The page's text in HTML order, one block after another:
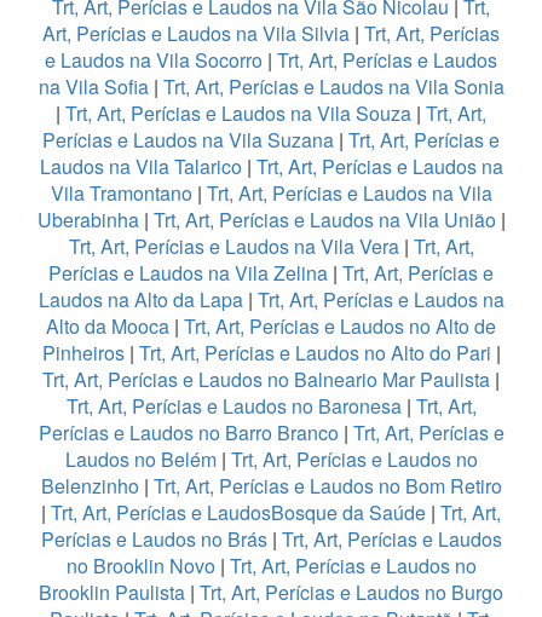
Trt, Art, Perícias e Laudos na Vila São Nicolau | Trt,
Art, Perícias e Laudos na Vila Silvia | Trt, Art, Perícias
e Laudos na Vila Socorro | Trt, Art, Perícias e Laudos
na Vila Sofia| Trt, Art, Perícias e Laudos na Vila Sonia
| Trt, Art, Perícias e Laudos na Vila Souza | Trt, Art,
Perícias e Laudos na Vila Suzana | Trt, Art, Perícias e
Laudos na Vila Talarico| Trt, Art, Perícias e Laudos na
Vila Tramontano| Trt, Art, Perícias e Laudos na Vila
Uberabinha| Trt, Art, Perícias e Laudos na Vila União|
Trt, Art, Perícias e Laudos na Vila Vera| Trt, Art,
Perícias e Laudos na Vila Zelina | Trt, Art, Perícias e
Laudos na Alto da Lapa| Trt, Art, Perícias e Laudos na
Alto da Mooca | Trt, Art, Perícias e Laudos no Alto de
Pinheiros| Trt, Art, Perícias e Laudos no Alto do Pari |
Trt, Art, Perícias e Laudos no Balneario Mar Paulista |
Trt, Art, Perícias e Laudos no Baronesa| Trt, Art,
Perícias e Laudos no Barro Branco| Trt, Art, Perícias e
Laudos no Belém| Trt, Art, Perícias e Laudos no
Belenzinho| Trt, Art, Perícias e Laudos no Bom Retiro
| Trt, Art, Perícias e LaudosBosque da Saúde | Trt, Art,
Perícias e Laudos no Brás| Trt, Art, Perícias e Laudos
no Brooklin Novo| Trt, Art, Perícias e Laudos no
Brooklin Paulista | Trt, Art, Perícias e Laudos no Burgo